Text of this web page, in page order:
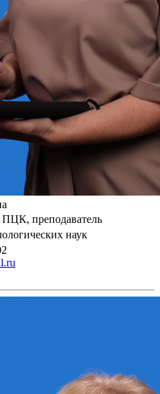
ПЦК, преподаватель
наук